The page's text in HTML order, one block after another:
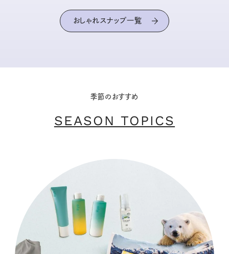
おしゃれスナップ一覧
季節のおすすめ
SEASON TOPICS